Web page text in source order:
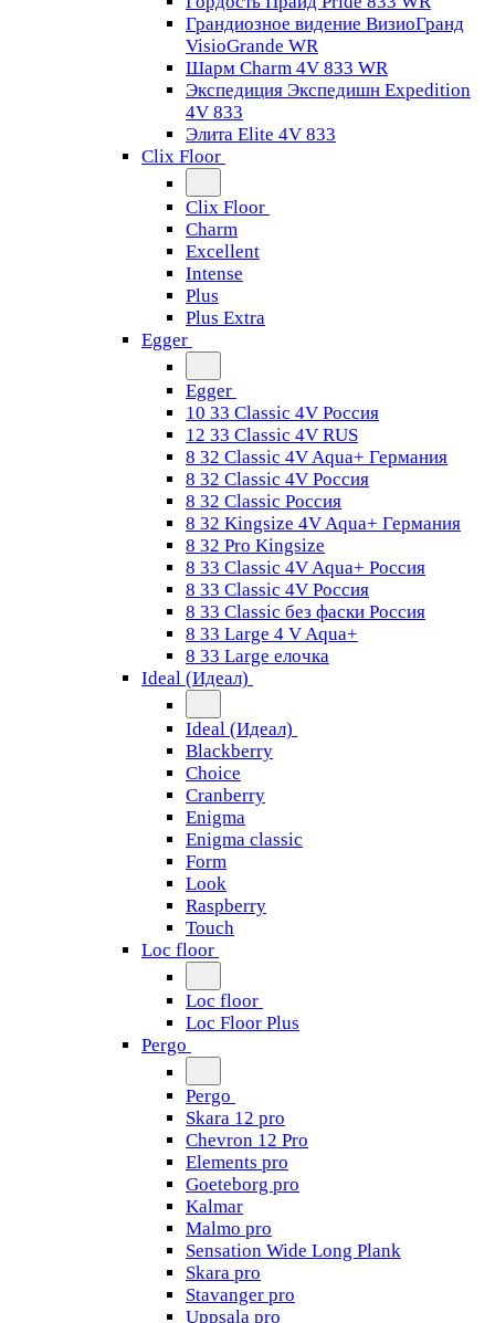
Грандиозное видение ВизиоГранд
VisioGrande WR
Шарм Charm 4V 833 WR
Экспедиция Экспедишн Expedition
4V 833
Элита Elite 4V 833
Clix Floor
Clix Floor
Charm
Excellent
Intense
Plus
Plus Extra
Egger
Egger
10 33 Classic 4V Россия
12 33 Classic 4V RUS
8 32 Classic 4V Aqua+ Германия
8 32 Classic 4V Россия
8 32 Classic Россия
8 32 Kingsize 4V Aqua+ Германия
8 32 Pro Kingsize
8 33 Classic 4V Aqua+ Россия
8 33 Classic 4V Россия
8 33 Classic без фаски Россия
8 33 Large 4 V Aqua+
8 33 Large елочка
Ideal (Идеал)
Ideal (Идеал)
Blackberry
Choice
Cranberry
Enigma
Enigma classic
Form
Look
Raspberry
Touch
Loc floor
Loc floor
Loc Floor Plus
Pergo
Pergo
Skara 12 pro
Chevron 12 Pro
Elements pro
Goeteborg pro
Kalmar
Malmo pro
Sensation Wide Long Plank
Skara pro
Stavanger pro
Uppsala pro